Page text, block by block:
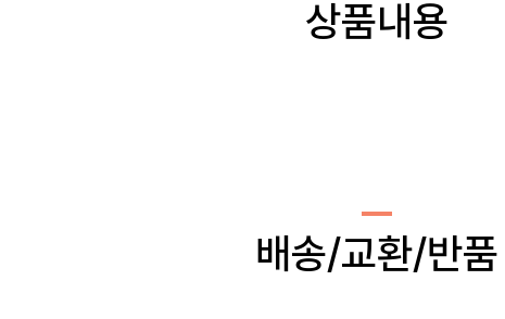
상품내용
배송/교환/반품